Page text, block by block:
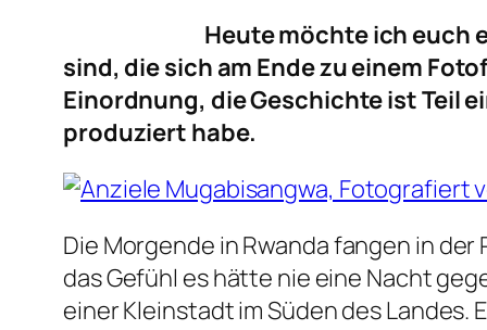
Heute möchte ich euch
sind, die sich am Ende zu einem
Einordnung, die Geschichte ist Teil
produziert habe.
Die Morgende in Rwanda fangen in
das Gefühl es hätte nie eine Nacht
einer Kleinstadt im Süden des